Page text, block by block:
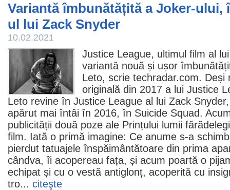
Variantă îmbunătățită a Joker-ului,
ul lui Zack Snyder
10.02.2021
Justice League, ultimul film al
variantă nouă și ușor
Leto, scrie techradar.com.
originală din 2017 a lui Justice
Leto revine în Justice League al lui Zack
apărut mai întâi în 2016, în Suicide Squad.
publicității două poze ale Prințului lumii
film. Iată o primă imagine: Ce anume s-a
pierdut tatuajele înspăimântătoare din prima
cândva, îi acopereau fața, și acum poartă o
echipat și cu o vestă antiglonț, acoperită cu
tro... citeşte